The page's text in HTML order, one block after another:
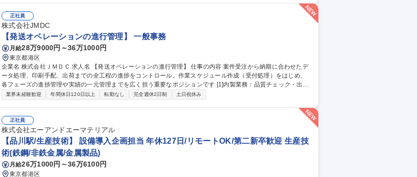
に向けた企画・立案・予算確保/プロジェクトの立ち上げ、スケジュール管理、推進/ベンダーコントロール 募集職
種 東京本社【社内SE/業務改善】JFEグループ/転勤無/残業10H以下/在宅フレックス有
正社員
株式会社JMDC
【発送オペレーションの進行管理】 一般事務
月給28万9000円～36万1000円
東京都港区
企業名 株式会社ＪＭＤＣ 求人名 【発送オペレーションの進行管理】 仕事の内容 案件受注から納期に合わせたデ
ータ処理、印刷手配、出荷までの全工程の進捗をコントロール。作業スケジュール作成（受付処理）をはじめ、
各フェーズの進捗管理や実績の一元管理までを広く担う重要なポジションです [1]内製業務：品質チェック・出荷
対応・資材管理 [2]外注業務：発注進行 [3]進行管理・事務： ・案件コントロール：月150～350件の進捗管理 ・顧
業界未経験歓迎 年間休日120日以上 転勤なし 完全週休2日制 土日祝休み
正社員
株式会社エーアンドエーマテリアル
【品川駅/生産技術】 設備導入企画担当 年休127日/リモートOK/第二新卒歓迎 生産技
術(鉄鋼/非鉄金属/金属製品)
月給26万1000円～36万6100円
東京都港区